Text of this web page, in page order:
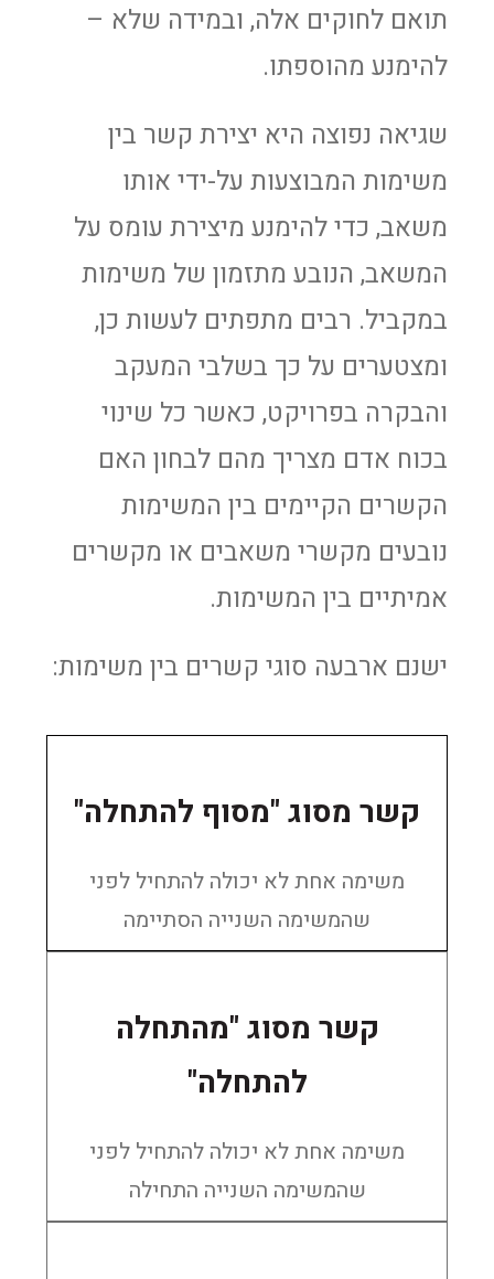
תואם לחוקים אלה, ובמידה שלא –
להימנע מהוספתו.
שגיאה נפוצה היא יצירת קשר בין
משימות המבוצעות על-ידי אותו
משאב, כדי להימנע מיצירת עומס על
המשאב, הנובע מתזמון של משימות
במקביל. רבים מתפתים לעשות כן,
ומצטערים על כך בשלבי המעקב
והבקרה בפרויקט, כאשר כל שינוי
בכוח אדם מצריך מהם לבחון האם
הקשרים הקיימים בין המשימות
נובעים מקשרי משאבים או מקשרים
אמיתיים בין המשימות.
ישנם ארבעה סוגי קשרים בין משימות:
קשר מסוג "מסוף להתחלה"
משימה אחת לא יכולה להתחיל לפני
שהמשימה השנייה הסתיימה
קשר מסוג "מהתחלה
להתחלה"
משימה אחת לא יכולה להתחיל לפני
שהמשימה השנייה התחילה